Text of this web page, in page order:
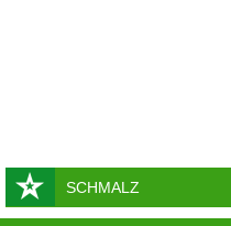
SCHMALZ